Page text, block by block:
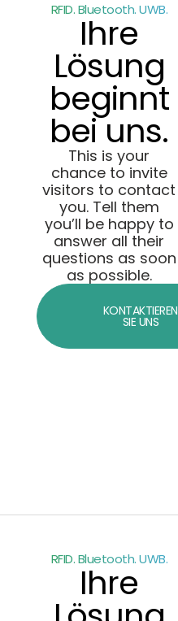
RFID. Bluetooth. UWB.
Ihre
Lösung
beginnt
bei uns.
This is your
chance to invite
visitors to contact
you. Tell them
you’ll be happy to
answer all their
questions as soon
as possible.
KONTAKTIEREN
SIE UNS
RFID. Bluetooth. UWB.
Ihre